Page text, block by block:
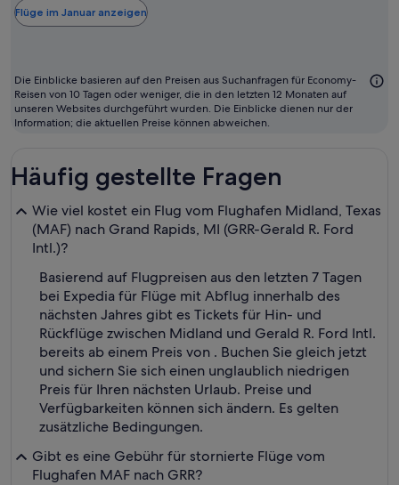
der
Regel
günstigste
Monat
zum
Flüge im Januar anzeigen
Die Einblicke basieren auf den Preisen aus Suchanfragen für Economy-
Reisen von 10 Tagen oder weniger, die in den letzten 12 Monaten auf
unseren Websites durchgeführt wurden. Die Einblicke dienen nur der
Information; die aktuellen Preise können abweichen.
Häufig gestellte Fragen
Wie viel kostet ein Flug vom Flughafen Midland, Texas
(MAF) nach Grand Rapids, MI (GRR-Gerald R. Ford
Intl.)?
Basierend auf Flugpreisen aus den letzten 7 Tagen
bei Expedia für Flüge mit Abflug innerhalb des
nächsten Jahres gibt es Tickets für Hin- und
Rückflüge zwischen Midland und Gerald R. Ford Intl.
bereits ab einem Preis von . Buchen Sie gleich jetzt
und sichern Sie sich einen unglaublich niedrigen
Preis für Ihren nächsten Urlaub. Preise und
Verfügbarkeiten können sich ändern. Es gelten
zusätzliche Bedingungen.
Gibt es eine Gebühr für stornierte Flüge vom
Flughafen MAF nach GRR?